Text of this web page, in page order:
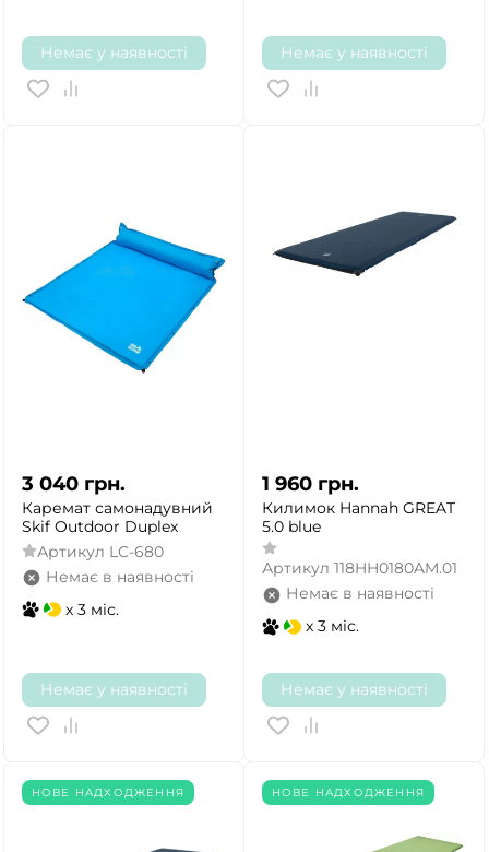
Немає у наявності Немає у наявності
3 040 грн.
Каремат самонадувний
Skif Outdoor Duplex
Артикул LC-680
Немає в наявності
x 3 міс.
Немає у наявності
1 960 грн.
Килимок Hannah GREAT
5.0 blue
Артикул 118HH0180AM.01
Немає в наявності
x 3 міс.
Немає у наявності
НОВЕ НАДХОДЖЕННЯ НОВЕ НАДХОДЖЕННЯ